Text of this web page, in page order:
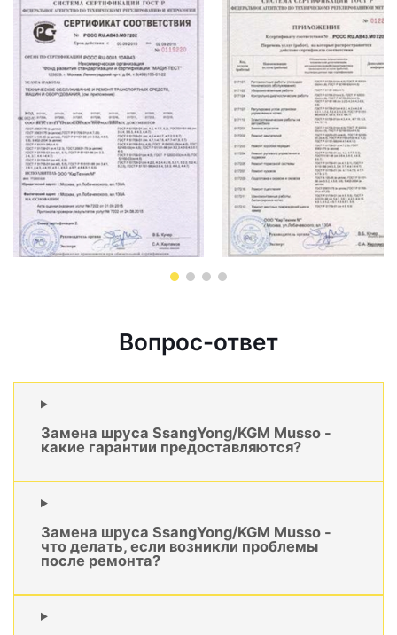
Вопрос-ответ
Замена шруса SsangYong/KGM Musso -
какие гарантии предоставляются?
Замена шруса SsangYong/KGM Musso -
что делать, если возникли проблемы
после ремонта?